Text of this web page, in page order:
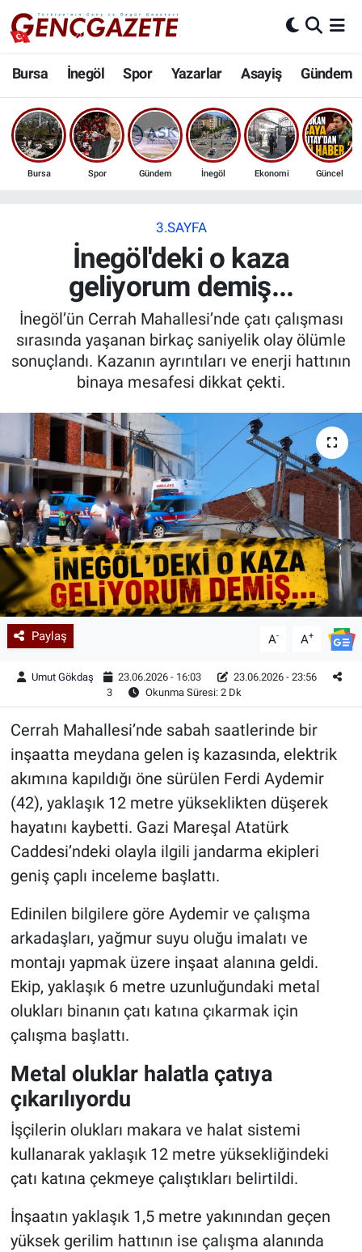
Bursa İnegöl Spor Yazarlar Asayiş Gündem
Bursa Spor Gündem İnegöl Ekonomi Güncel
3.SAYFA
İnegöl'deki o kaza
geliyorum demiş...
İnegöl’ün Cerrah Mahallesi’nde çatı çalışması
sırasında yaşanan birkaç saniyelik olay ölümle
sonuçlandı. Kazanın ayrıntıları ve enerji hattının
binaya mesafesi dikkat çekti.
Paylaş A- A+
Umut Gökdaş 23.06.2026 - 16:03
23.06.2026 - 23:56
3
Okunma Süresi: 2 Dk
Cerrah Mahallesi’nde sabah saatlerinde bir
inşaatta meydana gelen iş kazasında, elektrik
akımına kapıldığı öne sürülen Ferdi Aydemir
(42), yaklaşık 12 metre yükseklikten düşerek
hayatını kaybetti. Gazi Mareşal Atatürk
Caddesi’ndeki olayla ilgili jandarma ekipleri
geniş çaplı inceleme başlattı.
Edinilen bilgilere göre Aydemir ve çalışma
arkadaşları, yağmur suyu oluğu imalatı ve
montajı yapmak üzere inşaat alanına geldi.
Ekip, yaklaşık 6 metre uzunluğundaki metal
olukları binanın çatı katına çıkarmak için
çalışma başlattı.
Metal oluklar halatla çatıya
çıkarılıyordu
İşçilerin olukları makara ve halat sistemi
kullanarak yaklaşık 12 metre yüksekliğindeki
çatı katına çekmeye çalıştıkları belirtildi.
İnşaatın yaklaşık 1,5 metre yakınından geçen
yüksek gerilim hattının ise çalışma alanında
Bursa
İnegöl
3.SAYFA
Ekonomi
Güncel
İnanç
Kadın & Aile
Kültür & Sanat
Sağlık
Siyaset
Teknoloji
Yazarlar
Astroloji-Rüya
Nöbetçi Eczaneler
Hava Durumu
Trafik Durumu
Son Dakika Haberleri
Haber Arşivi